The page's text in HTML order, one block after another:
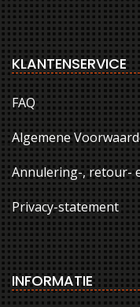
KLANTENSERVICE
FAQ
Algemene
Annulering-, retour-
Privacy-statement
INFORMATIE